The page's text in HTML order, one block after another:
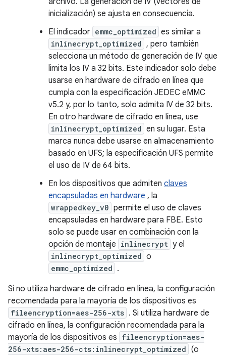
inicialización) se ajusta en consecuencia.
El indicador emmc_optimized es similar a
inlinecrypt_optimized , pero también
selecciona un método de generación de IV que
limita los IV a 32 bits. Este indicador solo debe
usarse en hardware de cifrado en línea que
cumpla con la especificación JEDEC eMMC
v5.2 y, por lo tanto, solo admita IV de 32 bits.
En otro hardware de cifrado en línea, use
inlinecrypt_optimized en su lugar. Esta
marca nunca debe usarse en almacenamiento
basado en UFS; la especificación UFS permite
el uso de IV de 64 bits.
En los dispositivos que admiten claves
encapsuladas en hardware , la
wrappedkey_v0 permite el uso de claves
encapsuladas en hardware para FBE. Esto
solo se puede usar en combinación con la
opción de montaje inlinecrypt y el
inlinecrypt_optimized o
emmc_optimized .
Si no utiliza hardware de cifrado en línea, la configuración
recomendada para la mayoría de los dispositivos es
fileencryption=aes-256-xts . Si utiliza hardware de
cifrado en línea, la configuración recomendada para la
mayoría de los dispositivos es fileencryption=aes-
256-xts:aes-256-cts:inlinecrypt_optimized (o